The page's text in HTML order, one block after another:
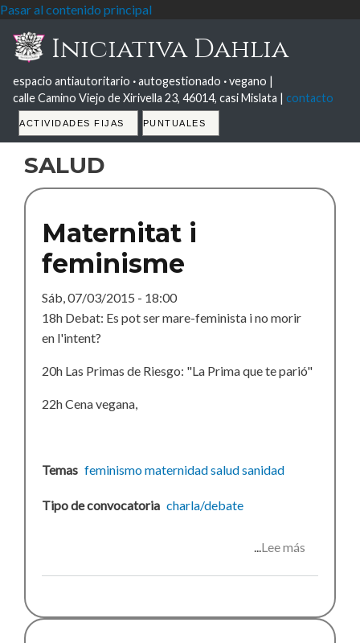
Pasar al contenido principal
Iniciativa Dahlia
espacio antiautoritario ·autogestionado ·vegano |
calle Camino Viejo de Xirivella 23, 46014, casi Mislata | contacto
Tabs
ACTIVIDADES FIJAS PUNTUALES
salud
Maternitat i
feminisme
Sáb, 07/03/2015 - 18:00
18h Debat: Es pot ser mare-feminista i no morir
en l'intent?
20h Las Primas de Riesgo: "La Prima que te parió"
22h Cena vegana,
Temas feminismomaternidadsaludsanidad
Tipo de convocatoria charla/debate
Lee más